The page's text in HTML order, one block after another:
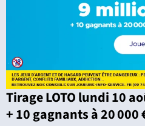
Tirage LOTO lundi 10
+ 10 gagnants à 20